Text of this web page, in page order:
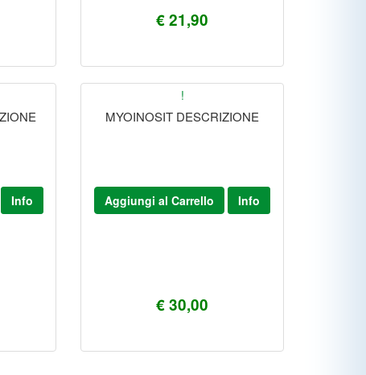
€ 21,90
Info
!
MYOINOSIT DESCRIZIONE
€ 30,00
Aggiungi al Carrello Info